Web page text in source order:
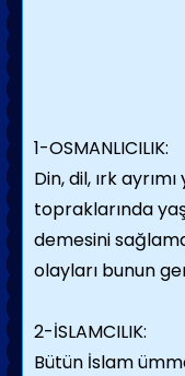
1-OSMANLICILIK:
Din, dil, ırk
topraklarında
demesini
olayları bunun
2-İSLAMCILIK:
Bütün İslam